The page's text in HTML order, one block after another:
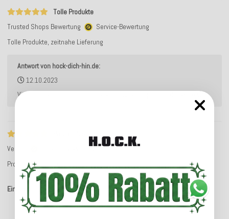
Tolle Produkte
Trusted Shops Bewertung
Service-Bewertung
Tolle Produkte, zeitnahe Lieferung
Antwort von hock-dich-hin.de:
12.10.2023
Vielen Dank für Ihre positive Bewertung. Viel Spaß mit der Ware.😊
Vera E.
Service-Bewertung
Problemlos und sehr schnell
Einträge insgesamt: 4